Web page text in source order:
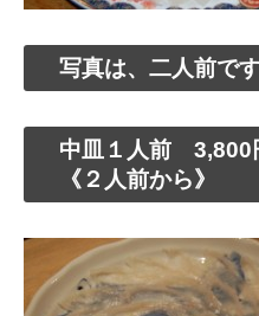
写真は、二人前です
中皿１人前 3,800
《２人前から》